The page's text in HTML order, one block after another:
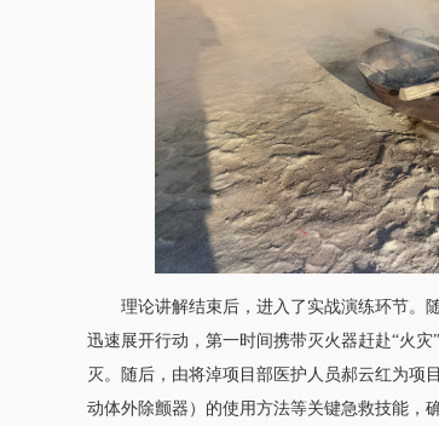
理论讲解结束后，进入了实战演练环节。
迅速展开行动，第一时间携带灭火器赶赴“火
灭。随后，由将淖项目部医护人员郝云红为项
动体外除颤器）的使用方法等关键急救技能，